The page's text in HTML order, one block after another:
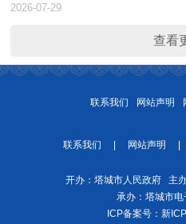
2026-07-29
查看
联系我们 网站声明
联系我们 网站声明
开办：塔城市人民政府 主
承办：塔城市
ICP备案号： 新